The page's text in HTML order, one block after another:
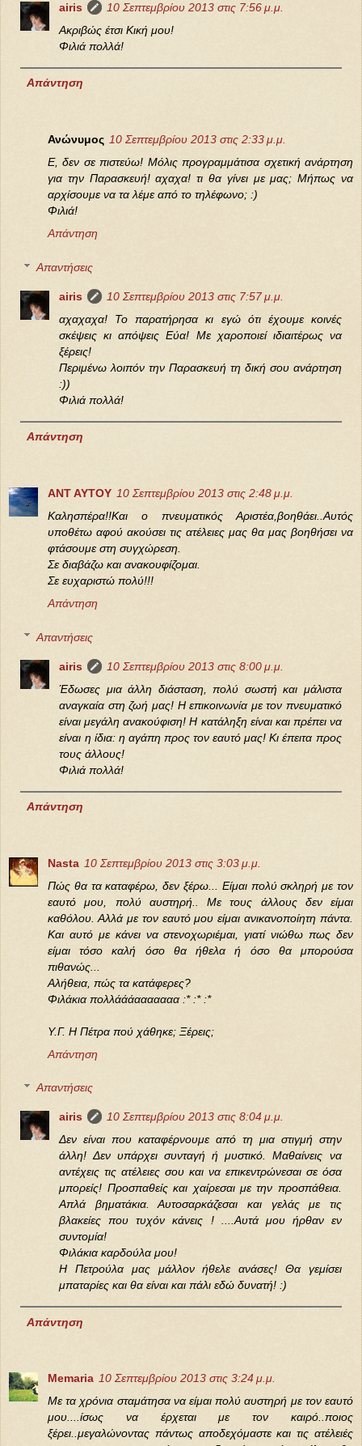
airis
10 Σεπτεμβρίου 2013 στις 7:56 μ.μ.
Ακριβώς έτσι Κική μου!
Φιλιά πολλά!
Απάντηση
Ανώνυμος 10 Σεπτεμβρίου 2013 στις 2:33 μ.μ.
E, δεν σε πιστεύω! Μόλις προγραμμάτισα σχετική ανάρτηση
για την Παρασκευή! αχαχα! τι θα γίνει με μας; Μήπως να
αρχίσουμε να τα λέμε από το τηλέφωνο; :)
Φιλιά!
Απάντηση
Απαντήσεις
airis
10 Σεπτεμβρίου 2013 στις 7:57 μ.μ.
αχαχαχα! Το παρατήρησα κι εγώ ότι έχουμε κοινές
σκέψεις κι απόψεις Εύα! Με χαροποιεί ιδιαιτέρως να
ξέρεις!
Περιμένω λοιπόν την Παρασκευή τη δική σου ανάρτηση
:))
Φιλιά πολλά!
Απάντηση
ΑΝΤ ΑΥΤΟΥ 10 Σεπτεμβρίου 2013 στις 2:48 μ.μ.
Καλησπέρα!!Και ο πνευματικός Αριστέα,βοηθάει..Αυτός
υποθέτω αφού ακούσει τις ατέλειες μας θα μας βοηθήσει να
φτάσουμε στη συγχώρεση.
Σε διαβάζω και ανακουφίζομαι.
Σε ευχαριστώ πολύ!!!
Απάντηση
Απαντήσεις
airis
10 Σεπτεμβρίου 2013 στις 8:00 μ.μ.
Έδωσες μια άλλη διάσταση, πολύ σωστή και μάλιστα
αναγκαία στη ζωή μας! Η επικοινωνία με τον πνευματικό
είναι μεγάλη ανακούφιση! Η κατάληξη είναι και πρέπει να
είναι η ίδια: η αγάπη προς τον εαυτό μας! Κι έπειτα προς
τους άλλους!
Φιλιά πολλά!
Απάντηση
Nasta 10 Σεπτεμβρίου 2013 στις 3:03 μ.μ.
Πώς θα τα καταφέρω, δεν ξέρω... Είμαι πολύ σκληρή με τον
εαυτό μου, πολύ αυστηρή.. Με τους άλλους δεν είμαι
καθόλου. Αλλά με τον εαυτό μου είμαι ανικανοποίητη πάντα.
Και αυτό με κάνει να στενοχωριέμαι, γιατί νιώθω πως δεν
είμαι τόσο καλή όσο θα ήθελα ή όσο θα μπορούσα
πιθανώς...
Αλήθεια, πώς τα κατάφερες?
Φιλάκια πολλάάάααααααα :* :* :*
Υ.Γ. Η Πέτρα πού χάθηκε; Ξέρεις;
Απάντηση
Απαντήσεις
airis
10 Σεπτεμβρίου 2013 στις 8:04 μ.μ.
Δεν είναι που καταφέρνουμε από τη μια στιγμή στην
άλλη! Δεν υπάρχει συνταγή ή μυστικό. Μαθαίνεις να
αντέχεις τις ατέλειες σου και να επικεντρώνεσαι σε όσα
μπορείς! Προσπαθείς και χαίρεσαι με την προσπάθεια.
Απλά βηματάκια. Αυτοσαρκάζεσαι και γελάς με τις
βλακείες που τυχόν κάνεις ! ....Αυτά μου ήρθαν εν
συντομία!
Φιλάκια καρδούλα μου!
Η Πετρούλα μας μάλλον ήθελε ανάσες! Θα γεμίσει
μπαταρίες και θα είναι και πάλι εδώ δυνατή! :)
Απάντηση
Memaria 10 Σεπτεμβρίου 2013 στις 3:24 μ.μ.
Με τα χρόνια σταμάτησα να είμαι πολύ αυστηρή με τον εαυτό
μου....ίσως να έρχεται με τον καιρό..ποιος
ξέρει..μεγαλώνοντας πάντως αποδεχόμαστε και τις ατέλειές